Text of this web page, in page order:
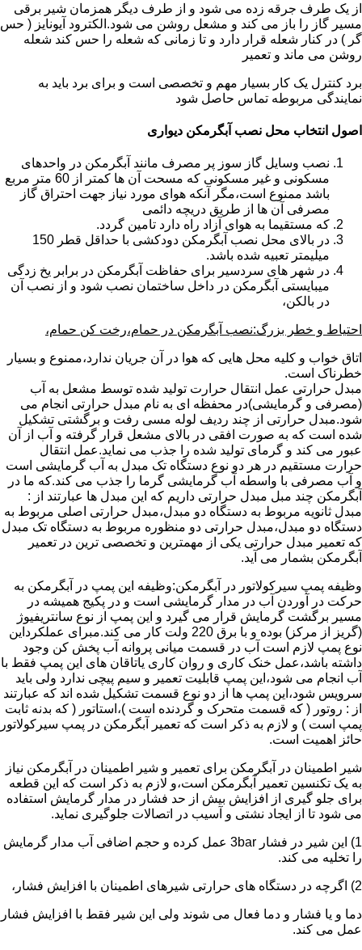
از یک طرف جرقه زده می شود و از طرف دیگر همزمان شیر برقی
مسیر گاز را باز می کند و مشعل روشن می شود.الکترود آیونایز ( حس
گر ) در کنار شعله قرار دارد و تا زمانی که شعله را حس کند شعله
روشن می ماند و تعمیر
برد کنترل یک کار بسیار مهم و تخصصی است و برای برد باید به
نمایندگی مربوطه تماس حاصل شود
اصول انتخاب محل نصب آبگرمکن دیواری
نصب وسایل گاز سوز پر مصرف مانند آبگرمکن در واحدهای
مسکونی و غیر مسکونی که مسحت آن ها کمتر از 60 متر مربع
باشد ممنوع است،مگر آنکه هوای مورد نیاز جهت احتراق گاز
مصرفی آن ها از طریق دریچه دائمی
که مستقیما به هوای آزاد راه دارد تامین گردد.
در بالای محل نصب آبگرمکن دودکشی با حداقل قطر 150
میلیمتر تعبیه شده باشد.
در شهر های سردسیر برای حفاظت آبگرمکن در برابر یخ زدگی
میبایستی آبگرمکن در داخل ساختمان نصب شود و از نصب آن
در بالکن،
احتیاط و خطر بزرگ:نصب آبگرمکن در حمام،رخت کن حمام،
اتاق خواب و کلیه محل هایی که هوا در آن جریان ندارد،ممنوع و بسیار
خطرناک است.
مبدل حرارتی عمل انتقال حرارت تولید شده توسط مشعل به آب
(مصرفی و گرمایشی)در محفظه ای به نام مبدل حرارتی انجام می
شود.مبدل حرارتی از چند ردیف لوله مسی رفت و برگشتی تشکیل
شده است که به صورت افقی در بالای مشعل قرار گرفته و آب از آن
عبور می کند و گرمای تولید شده را جذب می نماید.عمل انتقال
حرارت مستقیم در هر دو نوع دستگاه تک مبدل به آب گرمایشی است
و آب مصرفی با واسطه آب گرمایشی گرما را جذب می کند.که ما در
آبگرمکن چند مبل مبدل حرارتی داریم که این مبدل ها عبارتند از :
مبدل ثانویه مربوط به دستگاه دو مبدل،مبدل حرارتی اصلی مربوط به
دستگاه دو مبدل،مبدل حرارتی دو منظوره مربوط به دستگاه تک مبدل
که تعمیر مبدل حرارتی یکی از مهمترین و تخصصی ترین در تعمیر
آبگرمکن بشمار می آید.
وظیفه پمپ سیرکولاتور در آبگرمکن:وظیفه این پمپ در آبگرمکن به
حرکت در آوردن آب در مدار گرمایشی است و در پکیج همیشه در
مسیر برگشت گرمایش قرار می گیرد و این پمپ از نوع سانتریفیوژ
(گریز از مرکز) بوده و با برق 220 ولت کار می کند.مبرای عملکرداین
نوع پمپ لازم است آب در قسمت میانی پروانه آب پخش کن وجود
داشته باشد،عمل خنک کاری و روان کاری یاتاقان های این پمپ فقط با
آب انجام می شود،این پمپ قابلیت تعمیر و سیم پیچی ندارد ولی باید
سرویس شود،این پمپ ها از دو نوع قسمت تشکیل شده اند که عبارتند
از : روتور ( که قسمت متحرک و گردنده است )،استاتور ( که بدنه ثابت
پمپ است ) و لازم به ذکر است که تعمیر آبگرمکن در پمپ سیرکولاتور
حائز اهمیت است.
شیر اطمینان در آبگرمکن برای تعمیر و شیر اطمینان در آبگرمکن نیاز
به یک تکنسین تعمیر آبگرمکن است،و لازم به ذکر است که این قطعه
برای جلو گیری از افزایش بیش از حد فشار در مدار گرمایش استفاده
می شود تا از ایجاد نشتی و آسیب در اتصالات جلوگیری نماید.
1) این شیر در فشار 3bar عمل کرده و حجم اضافی آب مدار گرمایش
را تخلیه می کند.
2) اگرچه در دستگاه های حرارتی شیرهای اطمینان با افزایش فشار،
دما و یا فشار و دما فعال می شوند ولی این شیر فقط با افزایش فشار
عمل می کند.